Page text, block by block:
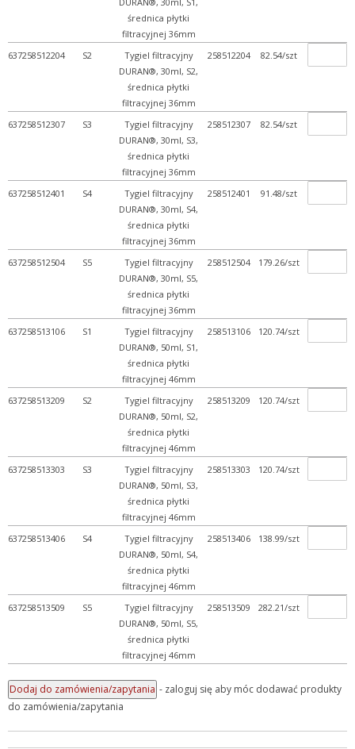
średnica płytki
filtracyjnej 36mm
637258512204
S2
Tygiel filtracyjny
DURAN®, 30ml, S2,
średnica płytki
filtracyjnej 36mm
258512204 82.54/szt
637258512307 S3
Tygiel filtracyjny
DURAN®, 30ml, S3,
średnica płytki
filtracyjnej 36mm
258512307 82.54/szt
637258512401 S4
Tygiel filtracyjny
DURAN®, 30ml, S4,
średnica płytki
filtracyjnej 36mm
258512401 91.48/szt
637258512504 S5
Tygiel filtracyjny
DURAN®, 30ml, S5,
średnica płytki
filtracyjnej 36mm
258512504 179.26/szt
637258513106 S1
Tygiel filtracyjny
DURAN®, 50ml, S1,
średnica płytki
filtracyjnej 46mm
258513106 120.74/szt
637258513209 S2
Tygiel filtracyjny
DURAN®, 50ml, S2,
średnica płytki
filtracyjnej 46mm
258513209 120.74/szt
637258513303 S3
Tygiel filtracyjny
DURAN®, 50ml, S3,
średnica płytki
filtracyjnej 46mm
258513303 120.74/szt
637258513406 S4
Tygiel filtracyjny
DURAN®, 50ml, S4,
średnica płytki
filtracyjnej 46mm
258513406 138.99/szt
637258513509 S5
Tygiel filtracyjny
DURAN®, 50ml, S5,
średnica płytki
filtracyjnej 46mm
258513509 282.21/szt
- zaloguj się aby móc dodawać produkty
do zamówienia/zapytania